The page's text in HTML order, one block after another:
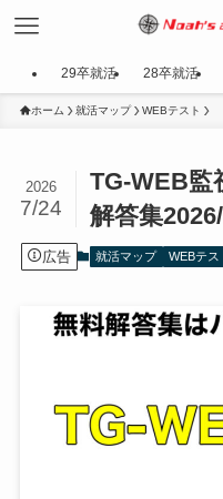
29卒就活 28卒就活
ホーム 就活マップ WEBテスト
TG-WEB監
解答集
2026
7/24
広告 就活マップ WEBテス